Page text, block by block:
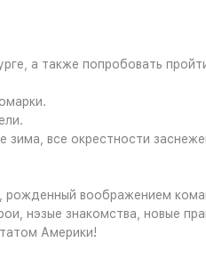
а также попробовать
все окрестности
воображением
нэзые знакомства, новые
Америки!